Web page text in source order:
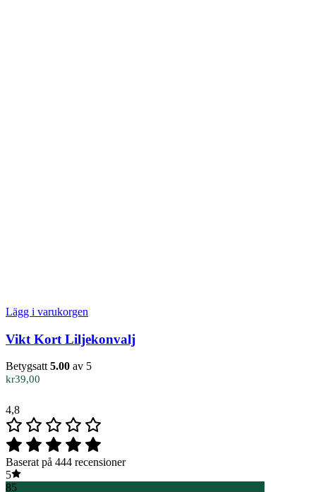
Lägg i varukorgen
Vikt Kort Liljekonvalj
Betygsatt 5.00 av 5
kr39,00
4,8
Baserat på 444 recensioner
5
85